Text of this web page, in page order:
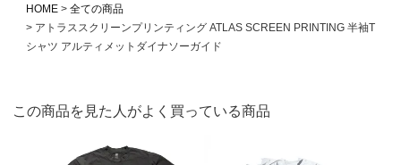
HOME
全ての商品
アトラススクリーンプリンティング ATLAS SCREEN PRINTING 半袖T
シャツ アルティメットダイナソーガイド
この商品を見た人がよく買っている商品